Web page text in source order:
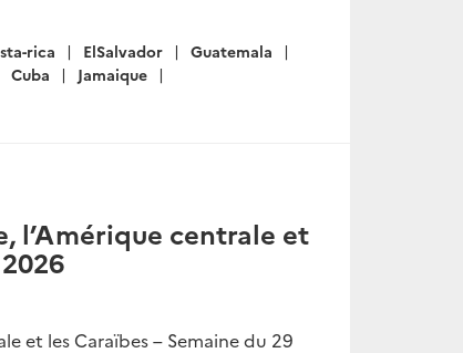
rica ElSalvador
Guatemala
Cuba
Jamaique
l’Amérique centrale et
et les Caraïbes – Semaine du 29